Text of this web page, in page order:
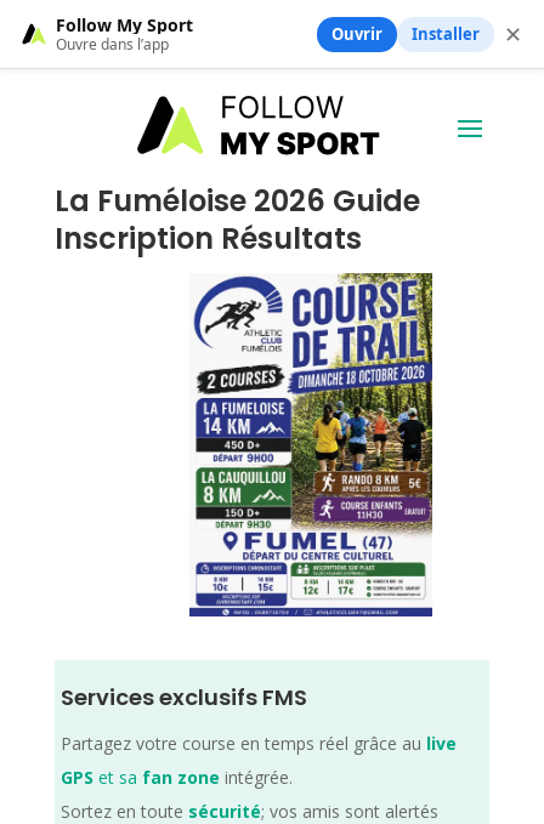
La Fuméloise 2026 Guide
Inscription Résultats
Services exclusifs FMS
Partagez votre course en temps réel grâce au live
GPS et sa fan zone intégrée.
Sortez en toute sécurité; vos amis sont alertés
Follow My Sport
Ouvre dans l’app Ouvrir Installer ✕